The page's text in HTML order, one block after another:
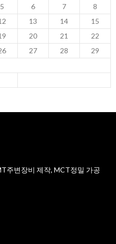
5 6 7
8
13 14
15
20 21
22
27 28
29
주변장비 제작, MCT정밀 가공